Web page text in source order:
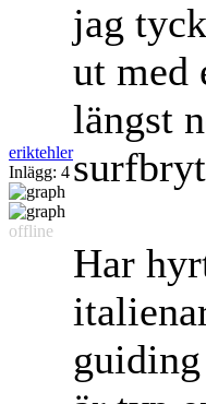
eriktehler
Inlägg: 4
offline
jag
ut med
längst
Har